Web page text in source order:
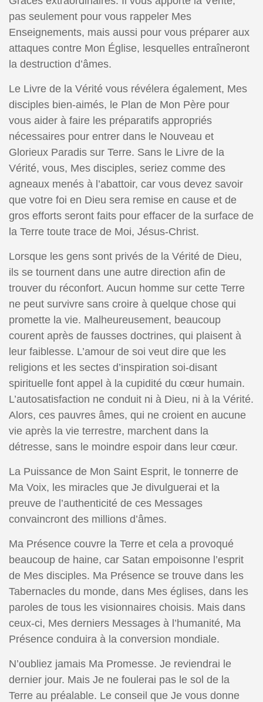
pas seulement pour vous rappeler Mes
Enseignements, mais aussi pour vous préparer aux
attaques contre Mon Église, lesquelles entraîneront
la destruction d’âmes.
Le Livre de la Vérité vous révélera également, Mes
disciples bien-aimés, le Plan de Mon Père pour
vous aider à faire les préparatifs appropriés
nécessaires pour entrer dans le Nouveau et
Glorieux Paradis sur Terre. Sans le Livre de la
Vérité, vous, Mes disciples, seriez comme des
agneaux menés à l’abattoir, car vous devez savoir
que votre foi en Dieu sera remise en cause et de
gros efforts seront faits pour effacer de la surface de
la Terre toute trace de Moi, Jésus-Christ.
Lorsque les gens sont privés de la Vérité de Dieu,
ils se tournent dans une autre direction afin de
trouver du réconfort. Aucun homme sur cette Terre
ne peut survivre sans croire à quelque chose qui
promette la vie. Malheureusement, beaucoup
courent après de fausses doctrines, qui plaisent à
leur faiblesse. L’amour de soi veut dire que les
religions et les sectes d’inspiration soi-disant
spirituelle font appel à la cupidité du cœur humain.
L’autosatisfaction ne conduit ni à Dieu, ni à la Vérité.
Alors, ces pauvres âmes, qui ne croient en aucune
vie après la vie terrestre, marchent dans la
détresse, sans le moindre espoir dans leur cœur.
La Puissance de Mon Saint Esprit, le tonnerre de
Ma Voix, les miracles que Je divulguerai et la
preuve de l’authenticité de ces Messages
convaincront des millions d’âmes.
Ma Présence couvre la Terre et cela a provoqué
beaucoup de haine, car Satan empoisonne l’esprit
de Mes disciples. Ma Présence se trouve dans les
Tabernacles du monde, dans Mes églises, dans les
paroles de tous les visionnaires choisis. Mais dans
ceux-ci, Mes derniers Messages à l’humanité, Ma
Présence conduira à la conversion mondiale.
N’oubliez jamais Ma Promesse. Je reviendrai le
dernier jour. Mais Je ne foulerai pas le sol de la
Terre au préalable. Le conseil que Je vous donne